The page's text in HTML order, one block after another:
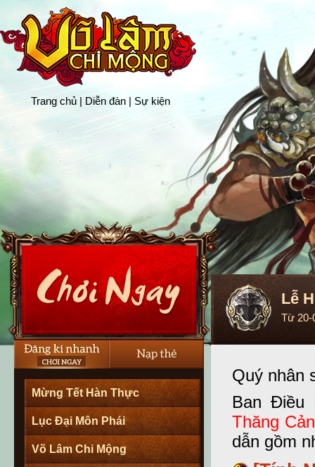
Trang chủ | Diễn đàn | Sự kiện
Mừng Tết Hàn Thực
Lục Đại Môn Phái
Võ Lâm Chi Mộng
Lễ
Từ 20-
Quý nhân
Ban Điều
Thăng
dẫn gồm